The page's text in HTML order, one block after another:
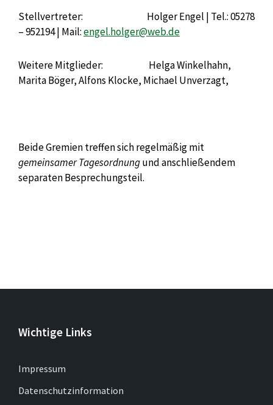
Stellvertreter: Holger Engel | Tel.: 05278
– 952194 | Mail:engel.holger@web.de
Weitere Mitglieder: Helga Winkelhahn,
Marita Böger, Alfons Klocke, Michael Unverzagt,
Beide Gremien treffen sich regelmäßig mit
gemeinsamer Tagesordnungund anschließendem
separaten Besprechungsteil.
Wichtige Links
Impressum
Datenschutzinformation